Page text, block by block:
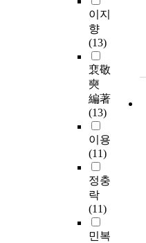
이지
향
(13)
裵敬
奭
編著
(13)
이용
(11)
정충
락
(11)
민복